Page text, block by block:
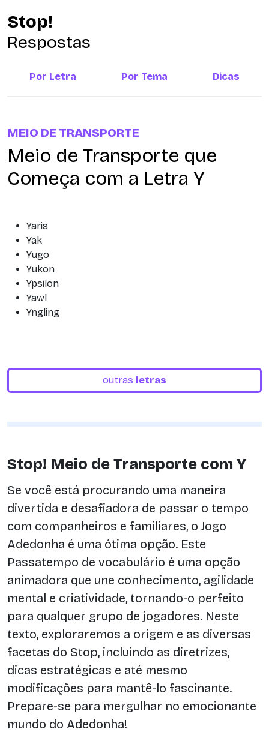
Stop!
Respostas
Por Letra Por Tema Dicas
MEIO DE TRANSPORTE
Meio de Transporte que
Começa com a Letra Y
Yaris
Yak
Yugo
Yukon
Ypsilon
Yawl
Yngling
outras letras
Stop! Meio de Transporte com Y
Se você está procurando uma maneira
divertida e desafiadora de passar o tempo
com companheiros e familiares, o Jogo
Adedonha é uma ótima opção. Este
Passatempo de vocabulário é uma opção
animadora que une conhecimento, agilidade
mental e criatividade, tornando-o perfeito
para qualquer grupo de jogadores. Neste
texto, exploraremos a origem e as diversas
facetas do Stop, incluindo as diretrizes,
dicas estratégicas e até mesmo
modificações para mantê-lo fascinante.
Prepare-se para mergulhar no emocionante
mundo do Adedonha!